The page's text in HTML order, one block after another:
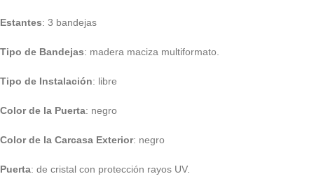
Estantes: 3 bandejas
Tipo de Bandejas: madera maciza multiformato.
Tipo de Instalación: libre
Color de la Puerta: negro
Color de la Carcasa Exterior: negro
Puerta: de cristal con protección rayos UV.